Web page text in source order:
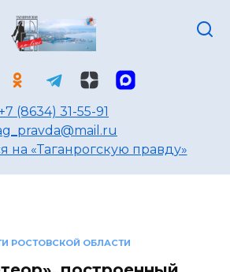
(8634) 31-55-91
на «Таганрогскую правду»
РОСТОВСКОЙ ОБЛАСТИ